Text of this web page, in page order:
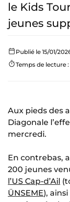
le Kids
jeunes
Publié le 15/01/
Temps de lecture
Aux pieds des
Diagonale
mercredi.
En contrebas,
200 jeunes
l’US Cap-d’Ail
ÜNSEME),